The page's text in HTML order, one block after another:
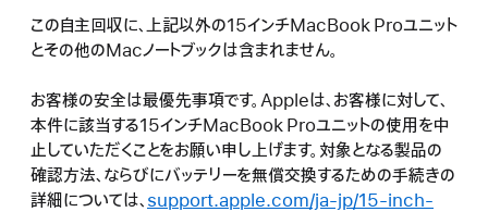
この自主回収に、上記以外の15インチMacBook Proユニット
とその他のMacノートブックは含まれません。
お客様の安全は最優先事項です。Appleは、お客様に対して、
本件に該当する15インチMacBook Proユニットの使用を中
止していただくことをお願い申し上げます。対象となる製品の
確認方法、ならびにバッテリーを無償交換するための手続きの
詳細については、 support.apple.com/ja-jp/15-inch-